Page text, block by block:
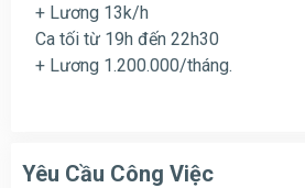
+ Lương 13k/h
Ca tối từ 19h đến 22h30
+ Lương 1.200.000/tháng.
Yêu Cầu Công Việc